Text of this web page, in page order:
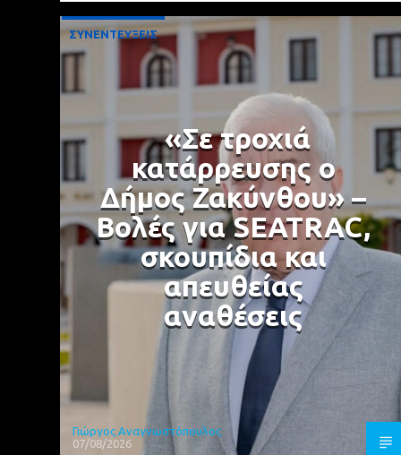
ΣΥΝΕΝΤΕΥΞΕΙΣ
«Σε τροχιά
κατάρρευσης ο
Δήμος Ζακύνθου» –
Βολές για SEATRAC,
σκουπίδια και
απευθείας
αναθέσεις
Γιώργος Αναγνωστόπουλος
07/08/2026